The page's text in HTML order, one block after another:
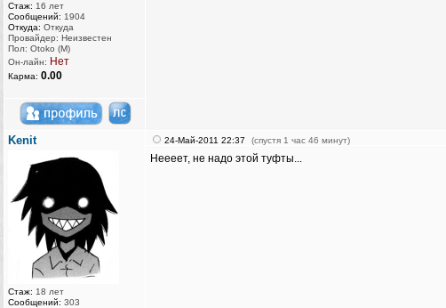
Стаж: 16 лет
Сообщений: 1904
Откуда: Откуда
Провайдер: Неизвестен
Пол: Otoko (M)
Он-лайн: Нет
Карма: 0.00
Kenit
Стаж: 18 лет
Сообщений: 303
24-Май-2011 22:37 (спустя 1 час 46 минут)
Неееет, не надо этой туфты...